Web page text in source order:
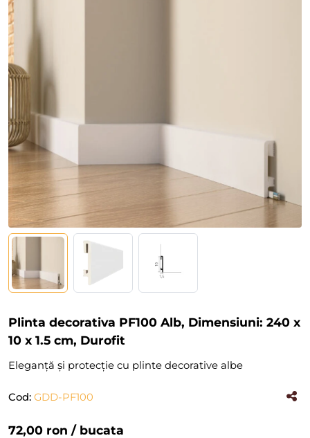
Plinta decorativa PF100 Alb, Dimensiuni: 240 x
10 x 1.5 cm, Durofit
Eleganță și protecție cu plinte decorative albe
Cod: GDD-PF100
72,00 ron / bucata